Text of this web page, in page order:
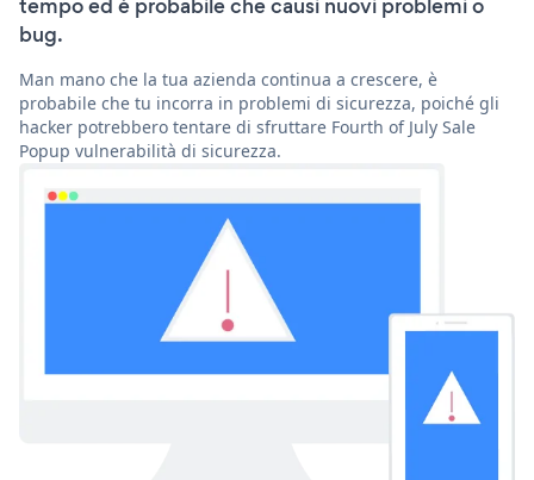
tempo ed è probabile che causi nuovi problemi o
bug.
Man mano che la tua azienda continua a crescere, è
probabile che tu incorra in problemi di sicurezza, poiché gli
hacker potrebbero tentare di sfruttare Fourth of July Sale
Popup vulnerabilità di sicurezza.